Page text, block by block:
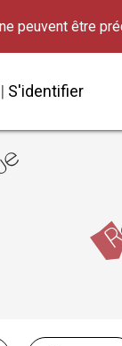
peuvent être
| S'identifier